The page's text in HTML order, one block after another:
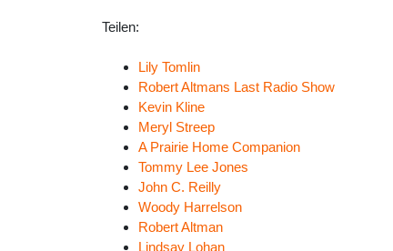
Teilen:
Lily Tomlin
Robert Altmans Last Radio Show
Kevin Kline
Meryl Streep
A Prairie Home Companion
Tommy Lee Jones
John C. Reilly
Woody Harrelson
Robert Altman
Lindsay Lohan